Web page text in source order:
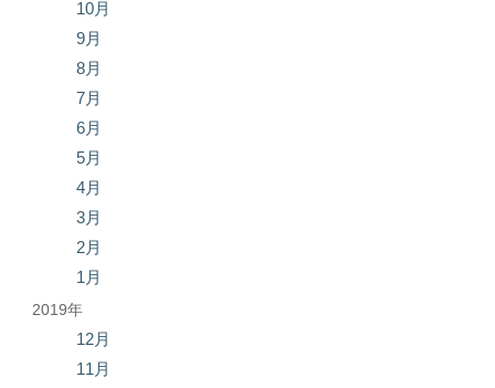
10月
9月
8月
7月
6月
5月
4月
3月
2月
1月
2019年
12月
11月